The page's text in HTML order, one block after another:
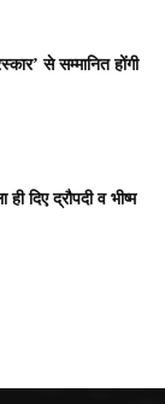
से सम्मानित होंगी
दिए द्रौपदी व भीष्म